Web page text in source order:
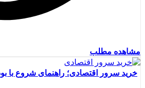
مشاهده مطلب
خرید سرور اقتصادی؛ راهنمای شروع با